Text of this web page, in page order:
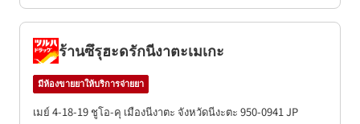
ร้านซึรุฮะดรักนีงาตะเมเกะ
มีห้องขายยาให้บริการจ่ายยา
เมย์ 4-18-19 ชูโอ-คุ เมืองนีงาตะ จังหวัดนีงะตะ 950-0941 JP